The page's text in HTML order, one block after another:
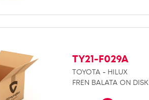
TY21-F029A
TOYOTA - HILUX
FREN BALATA ON DISK